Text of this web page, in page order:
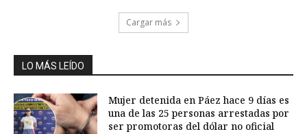
Cargar más
LO MÁS LEÍDO
Mujer detenida en Páez hace 9 días es
una de las 25 personas arrestadas por
ser promotoras del dólar no oficial